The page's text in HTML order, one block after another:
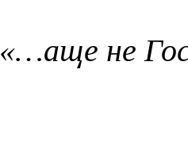
«…аще не